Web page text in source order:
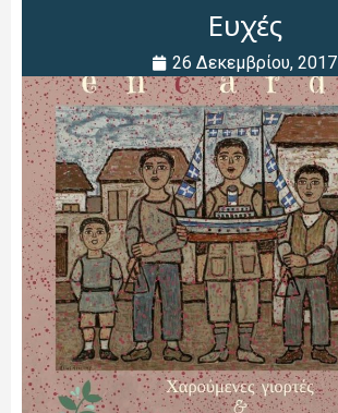
Ευχές
26 Δεκεμβρίου, 2017